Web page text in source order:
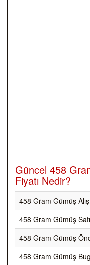
Güncel 458
Fiyatı Nedir?
458 Gram Gümüş
458 Gram Gümüş
458 Gram Gümüş
458 Gram Gümüş